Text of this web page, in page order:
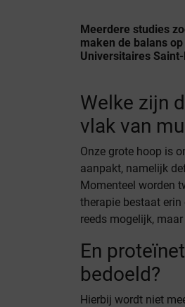
Meerdere studies
maken de balans
Universitaires
Welke zijn
vlak van
Onze grote hoop is
aanpakt, namelijk
Momenteel worden
therapie bestaat erin
reeds mogelijk,
En
bedoeld?
Hierbij wordt niet